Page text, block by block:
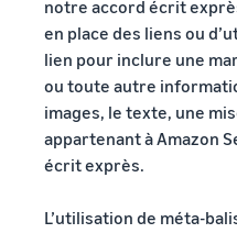
notre accord écrit
en place des liens ou
lien pour inclure une
ou toute autre
images, le texte, une
appartenant à Amazon
écrit exprès.
L’utilisation de méta-